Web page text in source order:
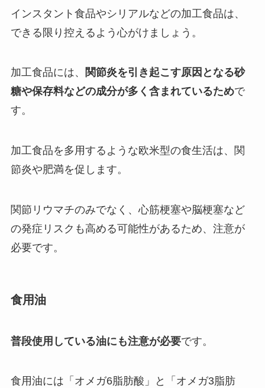
インスタント食品やシリアルなどの加工食品は、
できる限り控えるよう心がけましょう。
加工食品には、
関節炎を引き起こす原因となる砂
糖や保存料などの成分が多く含まれているためで
す。
加工食品を多用するような欧米型の食生活は、関
節炎や肥満を促します。
関節リウマチのみでなく、心筋梗塞や脳梗塞など
の発症リスクも高める可能性があるため、注意が
必要です。
食用油
普段使用している油にも注意が必要です。
食用油には「オメガ6脂肪酸」と「オメガ3脂肪